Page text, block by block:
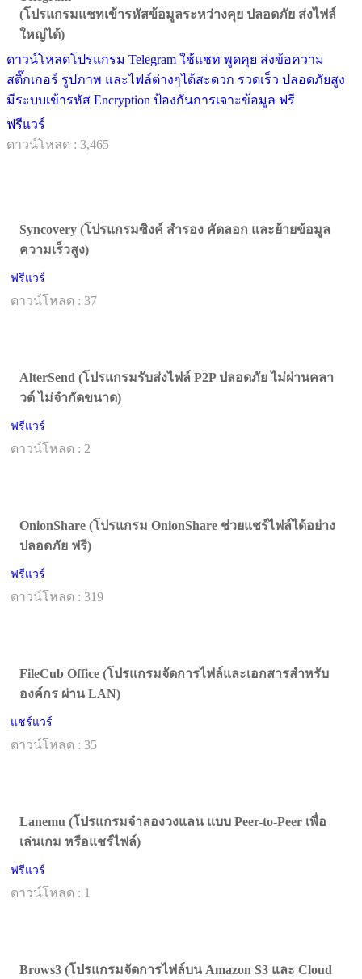
(โปรแกรมแชทเข้ารหัสข้อมูลระหว่างคุย ปลอดภัย ส่งไฟล์
ใหญ่ได้)
ดาวน์โหลดโปรแกรม Telegram ใช้แชท พูดคุย ส่งข้อความ
สติ๊กเกอร์ รูปภาพ และไฟล์ต่างๆได้สะดวก รวดเร็ว ปลอดภัยสูง
มีระบบเข้ารหัส Encryption ป้องกันการเจาะข้อมูล ฟรี
ฟรีแวร์
ดาวน์โหลด : 3,465
Syncovery (โปรแกรมซิงค์ สำรอง คัดลอก และย้ายข้อมูล
ความเร็วสูง)
ฟรีแวร์
ดาวน์โหลด : 37
AlterSend (โปรแกรมรับส่งไฟล์ P2P ปลอดภัย ไม่ผ่านคลา
วด์ ไม่จำกัดขนาด)
ฟรีแวร์
ดาวน์โหลด : 2
OnionShare (โปรแกรม OnionShare ช่วยแชร์ไฟล์ได้อย่าง
ปลอดภัย ฟรี)
ฟรีแวร์
ดาวน์โหลด : 319
FileCub Office (โปรแกรมจัดการไฟล์และเอกสารสำหรับ
องค์กร ผ่าน LAN)
แชร์แวร์
ดาวน์โหลด : 35
Lanemu (โปรแกรมจำลองวงแลน แบบ Peer-to-Peer เพื่อ
เล่นเกม หรือแชร์ไฟล์)
ฟรีแวร์
ดาวน์โหลด : 1
Brows3 (โปรแกรมจัดการไฟล์บน Amazon S3 และ Cloud